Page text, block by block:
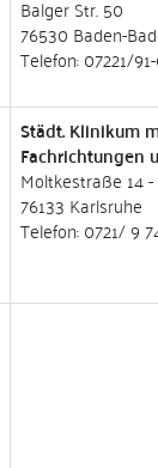
Balger Str. 50
76530 Baden-
Telefon: 07221/
Städt. Klinikum
Fachrichtungen
Moltkestraße 14 -
76133 Karlsruhe
Telefon: 0721/ 9